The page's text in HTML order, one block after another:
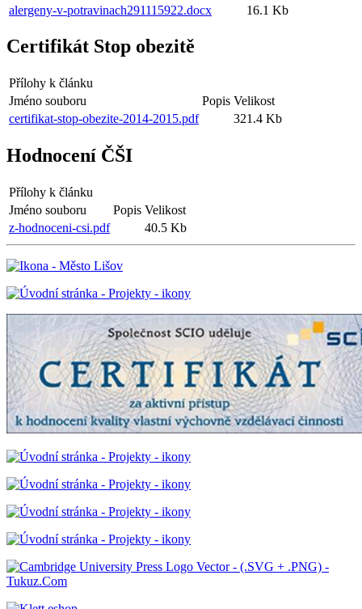
alergeny-v-potravinach291115922.docx
16.1 Kb
Certifikát Stop obezitě
Přílohy k článku
Jméno souboru
Popis Velikost
certifikat-stop-obezite-2014-2015.pdf
321.4 Kb
Hodnocení ČŠI
Přílohy k článku
Jméno souboru
Popis Velikost
z-hodnoceni-csi.pdf
40.5 Kb